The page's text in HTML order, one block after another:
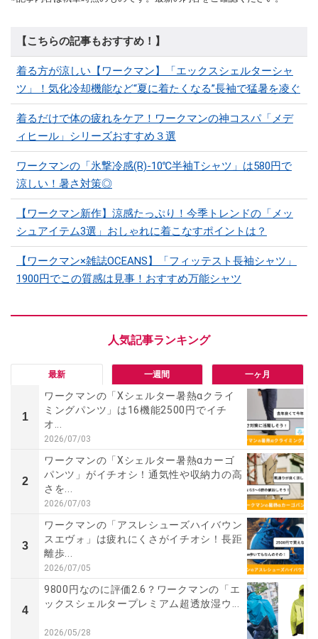
【こちらの記事もおすすめ！】
着る方が涼しい【ワークマン】「エックスシェルターシャ
ツ」！気化冷却機能など“夏に着たくなる”長袖で猛暑を凌ぐ
着るだけで体の疲れをケア！ワークマンの神コスパ「メデ
ィヒール」シリーズおすすめ３選
ワークマンの「氷撃冷感(R)-10℃半袖Tシャツ」は580円で
涼しい！暑さ対策◎
【ワークマン新作】涼感たっぷり！今季トレンドの「メッ
シュアイテム3選」おしゃれに着こなすポイントは？
【ワークマン×雑誌OCEANS】「フィッテスト長袖シャツ」
1900円でこの質感は見事！おすすめ万能シャツ
最新 一週間 一ヶ月
1
ワークマンの「Xシェルター暑熱αクライ
ミングパンツ」は16機能2500円でイチ
オ...
2026/07/03
2
ワークマンの「Xシェルター暑熱αカーゴ
パンツ」がイチオシ！通気性や収納力の高
さを...
2026/07/03
3
ワークマンの「アスレシューズハイバウン
スエヴォ」は疲れにくさがイチオシ！長距
離歩...
2026/07/05
4
9800円なのに評価2.6？ワークマンの「エ
ックスシェルタープレミアム超透放湿ウ...
2026/05/28